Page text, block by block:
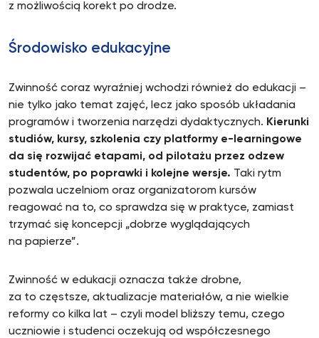
z możliwością korekt po drodze.
Środowisko edukacyjne
Zwinność coraz wyraźniej wchodzi również do edukacji –
nie tylko jako temat zajęć, lecz jako sposób układania
programów i tworzenia narzędzi dydaktycznych. Kierunki
studiów, kursy, szkolenia czy platformy e-learningowe
da się rozwijać etapami, od pilotażu przez odzew
studentów, po poprawki i kolejne wersje. Taki rytm
pozwala uczelniom oraz organizatorom kursów
reagować na to, co sprawdza się w praktyce, zamiast
trzymać się koncepcji „dobrze wyglądających
na papierze”.
Zwinność w edukacji oznacza także drobne,
za to częstsze, aktualizacje materiałów, a nie wielkie
reformy co kilka lat – czyli model bliższy temu, czego
uczniowie i studenci oczekują od współczesnego